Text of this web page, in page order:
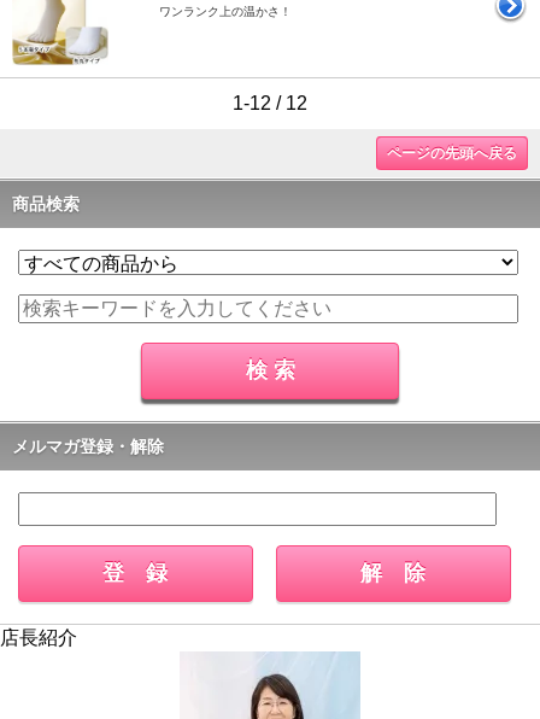
ワンランク上の温かさ！
1-12 / 12
ページの先頭へ戻る
商品検索
メルマガ登録・解除
店長紹介